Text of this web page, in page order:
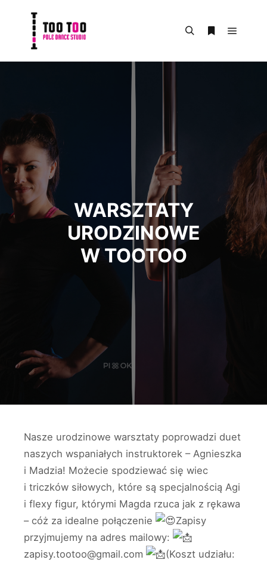
WARSZTATY
URODZINOWE
W TOOTOO
Nasze urodzinowe warsztaty poprowadzi duet
naszych wspaniałych instruktorek – Agnieszka
i Madzia! Możecie spodziewać się wiec
i triczków siłowych, które są specjalnością Agi
i flexy figur, którymi Magda rzuca jak z rękawa
– cóż za idealne połączenie
Zapisy
przyjmujemy na adres mailowy:
zapisy.tootoo@gmail.com
(Koszt udziału: